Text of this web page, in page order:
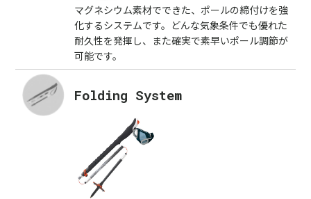
マグネシウム素材でできた、ポールの締付けを強
化するシステムです。どんな気象条件でも優れた
耐久性を発揮し、また確実で素早いポール調節が
可能です。
Folding System